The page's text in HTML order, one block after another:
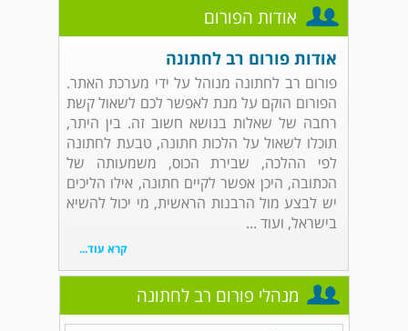
אודות הפורום
אודות פורום רב לחתונה
פורום רב לחתונה מנוהל על ידי מערכת האתר.
הפורום הוקם על מנת לאפשר לכם לשאול קשת
רחבה של שאלות בנושא חשוב זה. בין היתר,
תוכלו לשאול על הלכות חתונה, טבעת לחתונה
לפי ההלכה, שבירת הכוס, משמעותה של
הכתובה, היכן אפשר לקיים חתונה, אילו הליכים
יש לבצע מול הרבנות הראשית, מי יכול להשיא
בישראל, ועוד ...
קרא עוד...
מנהלי פורום רב לחתונה